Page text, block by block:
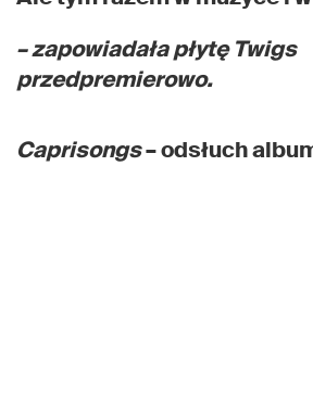
– zapowiadała płytę Twigs
przedpremierowo.
Caprisongs– odsłuch